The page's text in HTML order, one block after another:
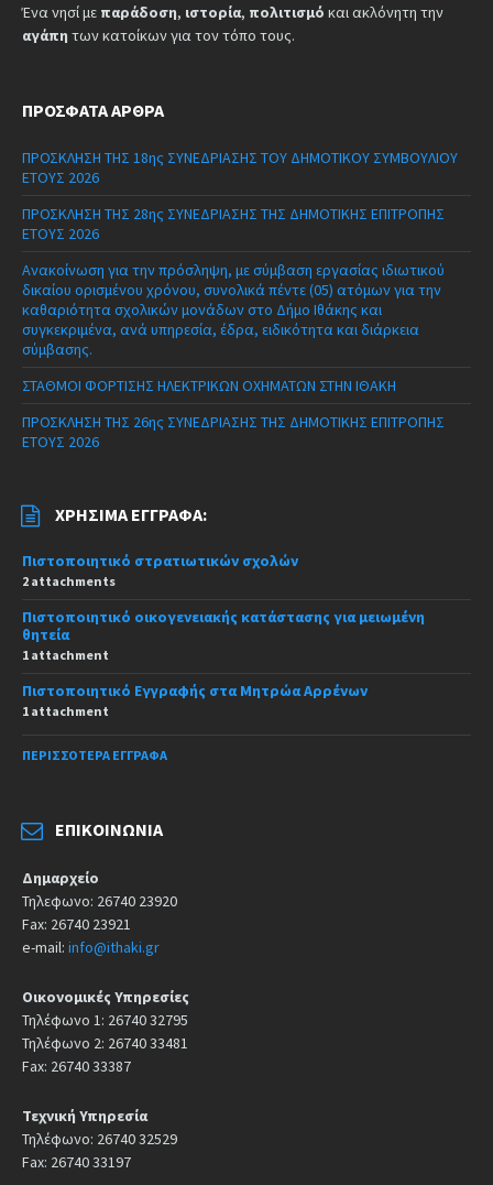
Ένα νησί με παράδοση, ιστορία, πολιτισμό και ακλόνητη την
αγάπη των κατοίκων για τον τόπο τους.
ΠΡΌΣΦΑΤΑ ΆΡΘΡΑ
ΠΡΟΣΚΛΗΣΗ ΤΗΣ 18ης ΣΥΝΕΔΡΙΑΣΗΣ ΤΟΥ ΔΗΜΟΤΙΚΟΥ ΣΥΜΒΟΥΛΙΟΥ
ΕΤΟΥΣ 2026
ΠΡΟΣΚΛΗΣΗ ΤΗΣ 28ης ΣΥΝΕΔΡΙΑΣΗΣ ΤΗΣ ΔΗΜΟΤΙΚΗΣ ΕΠΙΤΡΟΠΗΣ
ΕΤΟΥΣ 2026
Ανακοίνωση για την πρόσληψη, με σύμβαση εργασίας ιδιωτικού
δικαίου ορισμένου χρόνου, συνολικά πέντε (05) ατόμων για την
καθαριότητα σχολικών μονάδων στο Δήμο Ιθάκης και
συγκεκριμένα, ανά υπηρεσία, έδρα, ειδικότητα και διάρκεια
σύμβασης.
ΣΤΑΘΜΟΙ ΦΟΡΤΙΣΗΣ ΗΛΕΚΤΡΙΚΩΝ ΟΧΗΜΑΤΩΝ ΣΤΗΝ ΙΘΑΚΗ
ΠΡΟΣΚΛΗΣΗ ΤΗΣ 26ης ΣΥΝΕΔΡΙΑΣΗΣ ΤΗΣ ΔΗΜΟΤΙΚΗΣ ΕΠΙΤΡΟΠΗΣ
ΕΤΟΥΣ 2026
ΧΡΉΣΙΜΑ ΈΓΓΡΑΦΑ:
Πιστοποιητικό στρατιωτικών σχολών
2 attachments
Πιστοποιητικό οικογενειακής κατάστασης για μειωμένη
θητεία
1 attachment
Πιστοποιητικό Εγγραφής στα Μητρώα Αρρένων
1 attachment
ΠΕΡΙΣΣΌΤΕΡΑ ΈΓΓΡΑΦΑ
ΕΠΙΚΟΙΝΩΝΊΑ
Δημαρχείο
Τηλεφωνο: 26740 23920
Fax: 26740 23921
e-mail: info@ithaki.gr
Οικονομικές Υπηρεσίες
Τηλέφωνο 1: 26740 32795
Τηλέφωνο 2: 26740 33481
Fax: 26740 33387
Τεχνική Υπηρεσία
Τηλέφωνο: 26740 32529
Fax: 26740 33197